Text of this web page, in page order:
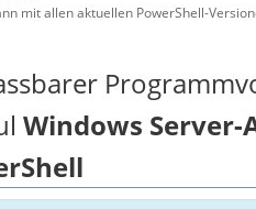
mit allen aktuellen PowerShell-
Windows